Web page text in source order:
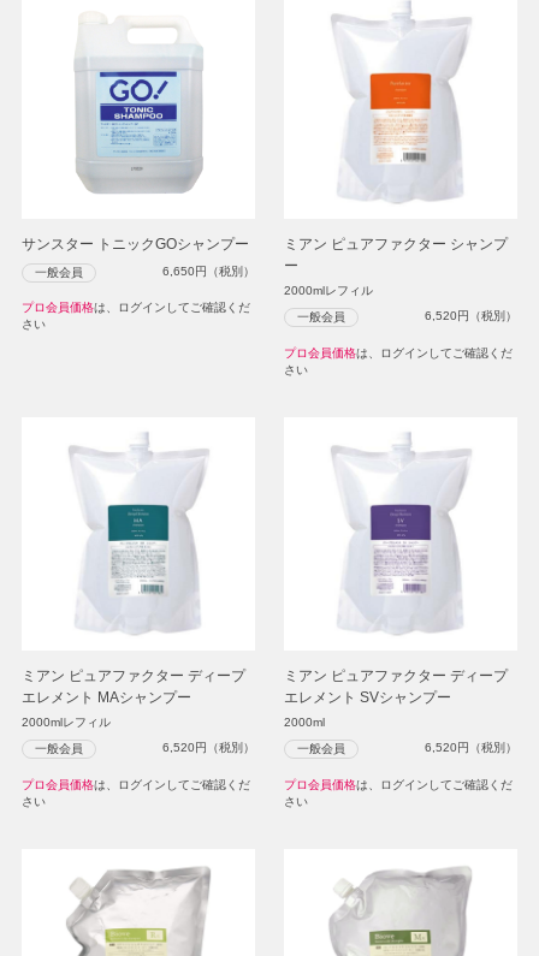
サンスター トニックGOシャンプー
一般会員 6,650円（税別）
プロ会員価格は、ログインしてご確認くだ
さい
ミアン ピュアファクター シャンプ
ー
2000mlレフィル
一般会員 6,520円（税別）
プロ会員価格は、ログインしてご確認くだ
さい
ミアン ピュアファクター ディープ
エレメント MAシャンプー
2000mlレフィル
一般会員 6,520円（税別）
プロ会員価格は、ログインしてご確認くだ
さい
ミアン ピュアファクター ディープ
エレメント SVシャンプー
2000ml
一般会員 6,520円（税別）
プロ会員価格は、ログインしてご確認くだ
さい